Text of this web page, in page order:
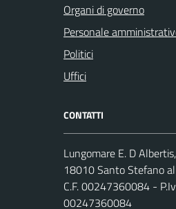
Organi di governo
Personale
Politici
Uffici
CONTATTI
Lungomare E. D
18010 Santo Stefano
C.F. 00247360084 -
00247360084